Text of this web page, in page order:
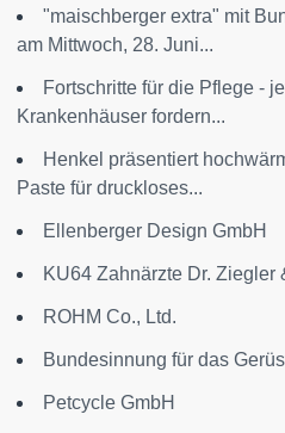
"maischberger extra" mit
am Mittwoch, 28. Juni...
Fortschritte für die Pflege -
Krankenhäuser fordern...
Henkel präsentiert
Paste für druckloses...
Ellenberger Design GmbH
KU64 Zahnärzte Dr. Ziegler
ROHM Co., Ltd.
Bundesinnung für das
Petcycle GmbH